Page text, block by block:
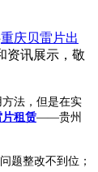
重庆贝雷片出
资讯展示，敬
法，但是在实
租赁——贵州
题整改不到位；